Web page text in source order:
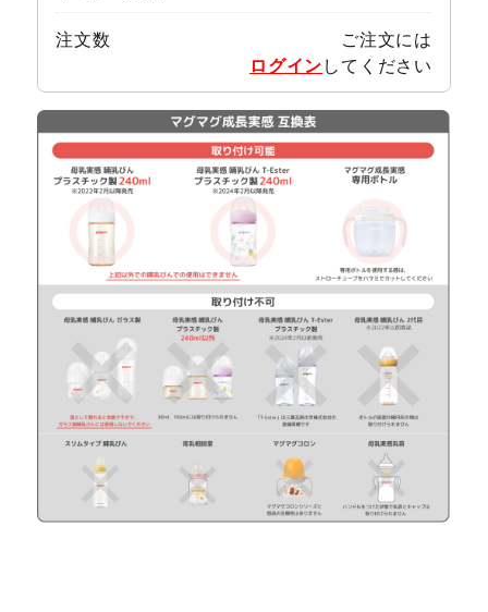
注文数
ご注文には
ログインしてください